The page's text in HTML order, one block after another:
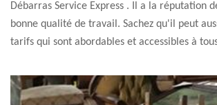
Débarras Service Express . Il a la réputation
bonne qualité de travail. Sachez qu'il peut
tarifs qui sont abordables et accessibles à